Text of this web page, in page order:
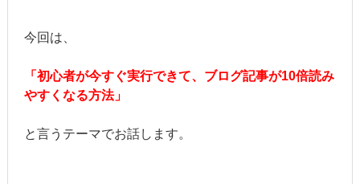
今回は、
「初心者が今すぐ実行できて、ブログ記事が10倍読み
やすくなる方法」
と言うテーマでお話します。